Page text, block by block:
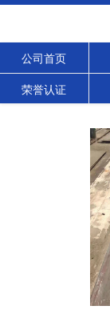
公司首页
荣誉认证